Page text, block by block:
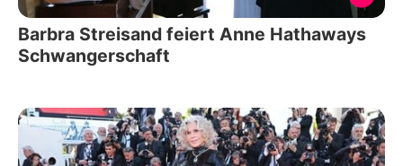
Barbra Streisand feiert Anne Hathaways
Schwangerschaft